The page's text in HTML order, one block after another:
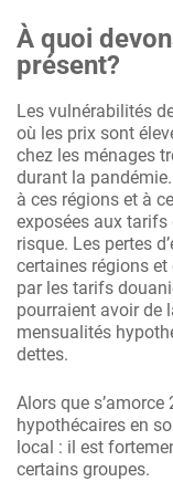
À quoi
présent?
Les vulnérabilités
où les prix sont
chez les ménages
durant la
à ces régions et à
exposées aux
risque. Les pertes
certaines régions
par les tarifs
pourraient avoir de
mensualités
dettes.
Alors que s’amorce
hypothécaires en
local : il est
certains groupes.